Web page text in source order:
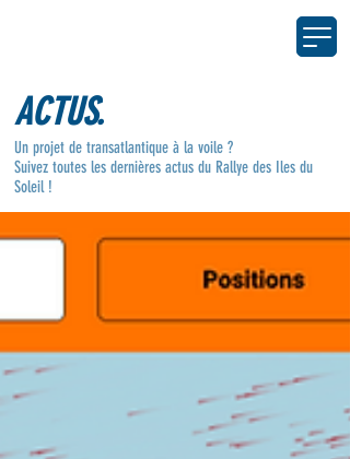
ACTUS.
Un projet de transatlantique à la voile ?
Suivez toutes les dernières actus du Rallye des Iles du
Soleil !